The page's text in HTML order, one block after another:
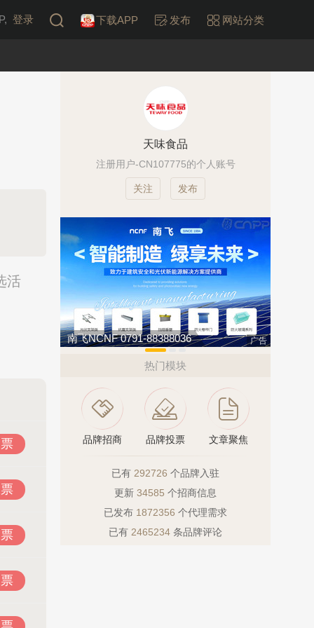
登录 下载APP 发布 网站分类
活
天味食品
注册用户-CN107775的个人账号
发布
索邦管Suban 021-5718000 广告
热门模块
品牌招商 品牌投票 文章聚焦
已有 292726 个品牌入驻
更新 34585 个招商信息
已发布 1872356 个代理需求
已有 2465234 条品牌评论